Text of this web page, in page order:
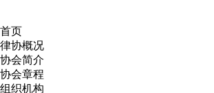
首页
律协概况
协会简介
协会章程
组织机构